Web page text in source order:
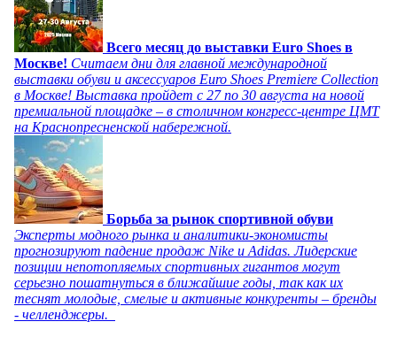
Всего месяц до выставки Euro Shoes в
Москве! Считаем дни для главной международной
выставки обуви и аксессуаров Euro Shoes Premiere Collection
в Москве! Выставка пройдет с 27 по 30 августа на новой
премиальной площадке – в столичном конгресс-центре ЦМТ
на Краснопресненской набережной.
Борьба за рынок спортивной обуви
Эксперты модного рынка и аналитики-экономисты
прогнозируют падение продаж Nike и Adidas. Лидерские
позиции непотопляемых спортивных гигантов могут
серьезно пошатнуться в ближайшие годы, так как их
теснят молодые, смелые и активные конкуренты – бренды
- челленджеры.